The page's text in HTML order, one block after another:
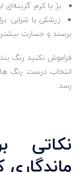
بژ یا کرم: گزینه‌ای
زرشکی یا شرابی:
برسند و جسارت
فراموش نکنید رنگ
انتخاب درست رنگ
رسد.
نکاتی